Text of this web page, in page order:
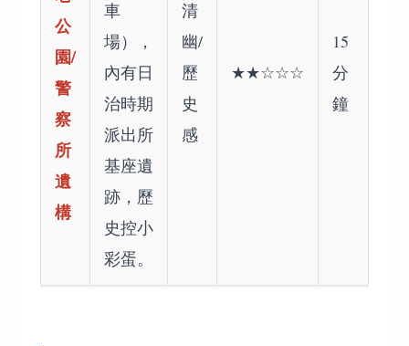
公
園/
警
察
所
遺
構
車
場），
內有日
治時期
派出所
基座遺
跡，歷
史控小
彩蛋。
清
幽/
歷
史
感
★★☆☆☆
15
分
鐘